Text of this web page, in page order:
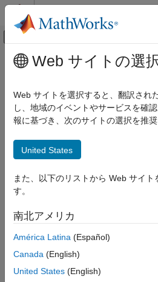
コンテンツへスキップ
オフキャンバス ナ
ドキュメンテーションのホーム
FPGA、ASIC、および SoC 開発
Fixed-Point Designer
Simulink での固定小数点行列演算
ハードウェア効率に優れた Complex Partial-
Systolic Matrix Solve Using QR
Decomposition の対角ローディングによる
項目一覧
対角ローディング メソッド
行列の次元の定義
メインコンテンツ
ハードウェア効率
Complex Partial-
Solve Using QR
対角ローディング
この例では、次の複素数値の行列
率に優れた最小二乗解を実装する方
ここでは Complex Partial-Systolic
Decomposition ブロックを使用し
ディングと呼ばれ、
Web サイトの選
Web サイトを選択すると、翻訳され
し、地域のイベントやサービスを確
報に基づき、次のサイトの選択を推
United States
また、以下のリストから Web サイト
す。
南北アメリカ
América Latina (Español)
Canada (English)
United States (English)